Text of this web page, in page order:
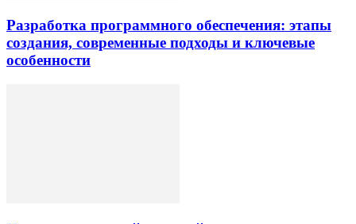
Разработка программного обеспечения: этапы
создания, современные подходы и ключевые
особенности